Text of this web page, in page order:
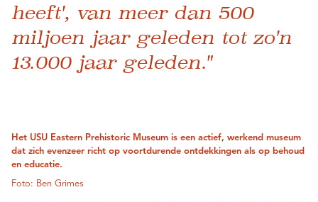
heeft', van meer dan 500
miljoen jaar geleden tot zo'n
13.000 jaar geleden."
Het USU Eastern Prehistoric Museum is een actief, werkend museum
dat zich evenzeer richt op voortdurende ontdekkingen als op behoud
en educatie.
Foto: Ben Grimes